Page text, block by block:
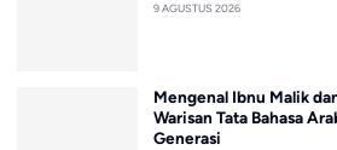
9 AGUSTUS 2026
Mengenal Ibnu Malik
Warisan Tata Bahasa
Generasi